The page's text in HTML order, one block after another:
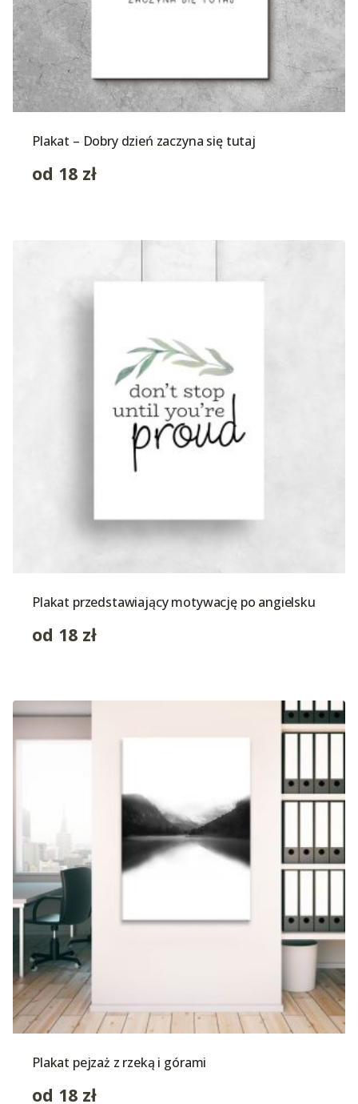
Plakat – Dobry dzień zaczyna się tutaj
od 18 zł
Plakat przedstawiający motywację po angielsku
od 18 zł
Plakat pejzaż z rzeką i górami
od 18 zł